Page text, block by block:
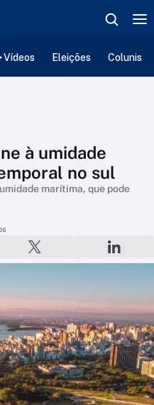
Vídeos Eleições
à umidade
no sul
marítima, que pode